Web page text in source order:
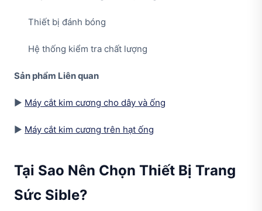
Thiết bị đánh bóng
Hệ thống kiểm tra chất lượng
Sản phẩm Liên quan
▶ Máy cắt kim cương cho dây và ống
▶ Máy cắt kim cương trên hạt ống
Tại Sao Nên Chọn Thiết Bị Trang
Sức Sible?